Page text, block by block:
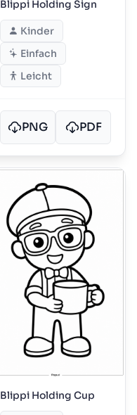
Blippi Holding Sign
Kinder
Einfach
Leicht
PNG PDF
Blippi Holding Cup